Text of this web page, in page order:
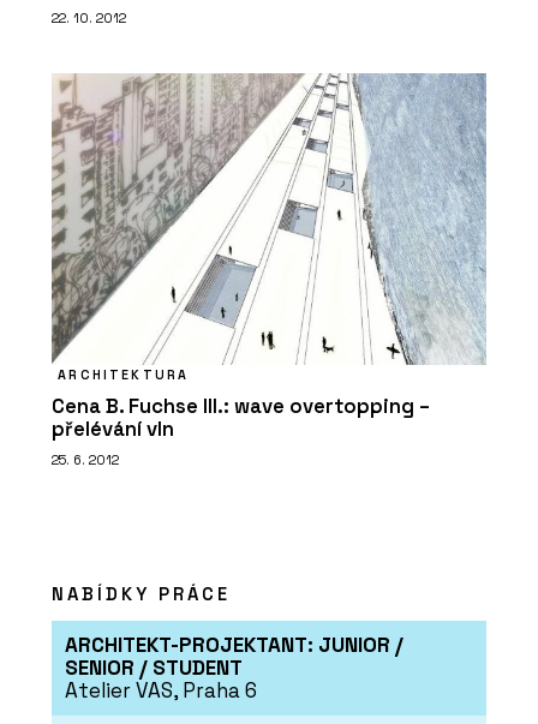
22. 10. 2012
ARCHITEKTURA
Cena B. Fuchse III.: wave overtopping –
přelévání vln
25. 6. 2012
NABÍDKY PRÁCE
ARCHITEKT-PROJEKTANT: JUNIOR /
SENIOR / STUDENT
Atelier VAS, Praha 6